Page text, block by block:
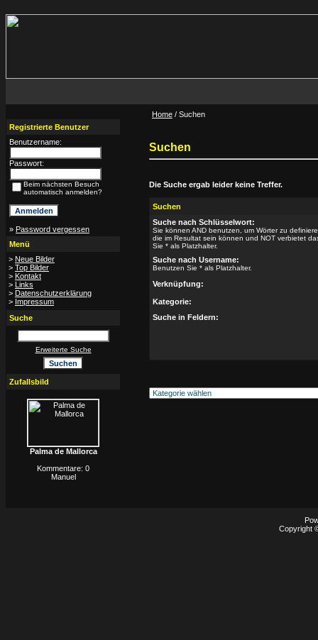
Registrierte Benutzer
Benutzername:
Passwort:
Beim nächsten Besuch
automatisch anmelden?
» Password vergessen
Menü
> Neue Bilder
> Top Bilder
> Kontakt
> Links
> Datenschutzerklärung
> Impressum
Suche
Erweiterte Suche
Zufallsbild
Palma de Mallorca
Kommentare: 0
Manuel
Home / Suchen
Suchen
Die Suche ergab leider keine Treffer.
Suchen
Suche nach Schlüsselwort:
Sie können AND benutzen, um Wörter zu
die im Resultat sein können und NOT verbietet
Sie * als Platzhalter.
Suche nach Username:
Benutzen Sie * als Platzhalter.
Verknüpfung:
Kategorie:
Suche in Feldern:
Copyright